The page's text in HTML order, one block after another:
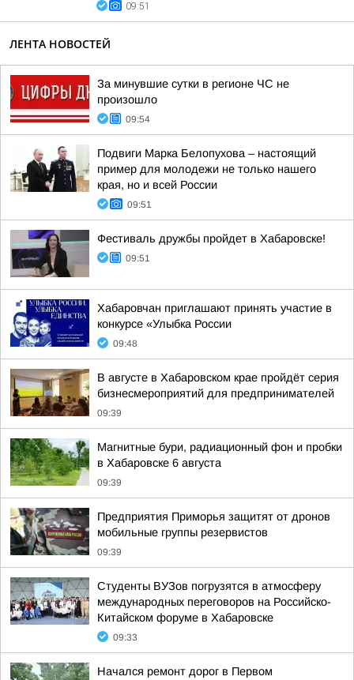
09:51
ЛЕНТА НОВОСТЕЙ
За минувшие сутки в регионе ЧС не
произошло
09:54
Подвиги Марка Белопухова – настоящий
пример для молодежи не только нашего
края, но и всей России
09:51
Фестиваль дружбы пройдет в Хабаровске!
09:51
Хабаровчан приглашают принять участие в
конкурсе «Улыбка России
09:48
В августе в Хабаровском крае пройдёт серия
бизнесмероприятий для предпринимателей
09:39
Магнитные бури, радиационный фон и пробки
в Хабаровске 6 августа
09:39
Предприятия Приморья защитят от дронов
мобильные группы резервистов
09:39
Студенты ВУЗов погрузятся в атмосферу
международных переговоров на Российско-
Китайском форуме в Хабаровске
09:33
Начался ремонт дорог в Первом